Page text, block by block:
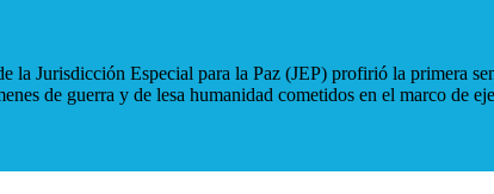
la Jurisdicción Especial para la Paz (JEP) profirió la primera
de guerra y de lesa humanidad cometidos en el marco de